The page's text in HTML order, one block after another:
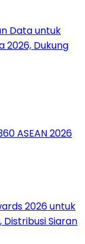
Data untuk
2026, Dukung
ASEAN 2026
2026 untuk
Distribusi Siaran